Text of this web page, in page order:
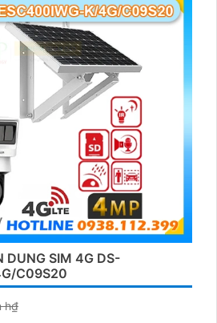
DUNG SIM 4G DS-
C09S20
h₫